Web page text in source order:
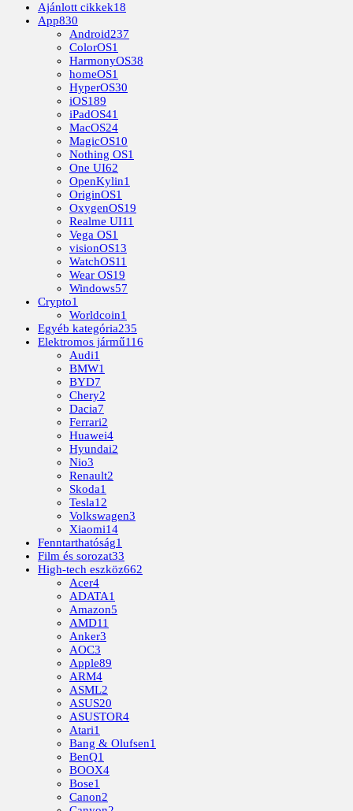
Ajánlott cikkek18
App830
Android237
ColorOS1
HarmonyOS38
homeOS1
HyperOS30
iOS189
iPadOS41
MacOS24
MagicOS10
Nothing OS1
One UI62
OpenKylin1
OriginOS1
OxygenOS19
Realme UI11
Vega OS1
visionOS13
WatchOS11
Wear OS19
Windows57
Crypto1
Worldcoin1
Egyéb kategória235
Elektromos jármű116
Audi1
BMW1
BYD7
Chery2
Dacia7
Ferrari2
Huawei4
Hyundai2
Nio3
Renault2
Skoda1
Tesla12
Volkswagen3
Xiaomi14
Fenntarthatóság1
Film és sorozat33
High-tech eszköz662
Acer4
ADATA1
Amazon5
AMD11
Anker3
AOC3
Apple89
ARM4
ASML2
ASUS20
ASUSTOR4
Atari1
Bang & Olufsen1
BenQ1
BOOX4
Bose1
Canon2